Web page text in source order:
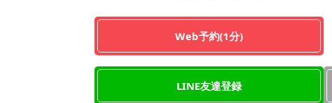
Web予約(1分)
LINE友達登録